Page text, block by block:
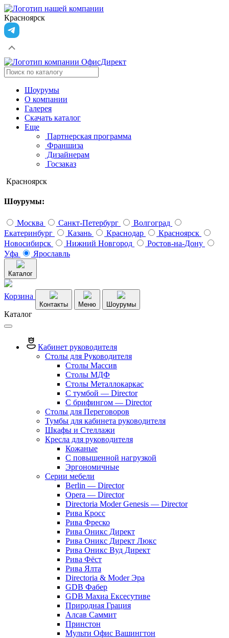
Красноярск
Шоурумы
О компании
Галерея
Скачать каталог
Еще
Партнерская программа
Франшиза
Дизайнерам
Госзаказ
Красноярск
Шоурумы:
Москва Санкт-Петербург
Волгоград
Екатеринбург
Казань Краснодар
Красноярск
Новосибирск
Нижний Новгород
Ростов-на-Дону
Уфа
Ярославль
Каталог
Корзина
Контакты Меню Шоурумы
Каталог
Кабинет руководителя
Столы для Руководителя
Столы Массив
Столы МДФ
Столы Металлокаркас
С тумбой — Director
C брифингом — Director
Столы для Переговоров
Тумбы для кабинета руководителя
Шкафы и Стеллажи
Кресла для руководителя
Кожаные
С повышенной нагрузкой
Эргономичные
Серии мебели
Berlin — Director
Opera — Director
Directoria Moder Genesis — Director
Рива Кросс
Рива Фреско
Рива Оникс Директ
Рива Оникс Директ Люкс
Рива Оникс Вуд Директ
Рива Фёст
Рива Ялта
Directoria & Moder Эра
GDB Фабер
GDB Махиа Ексесутиве
Природная Грация
Алсав Саммит
Принстон
Мульти Офис Вашингтон